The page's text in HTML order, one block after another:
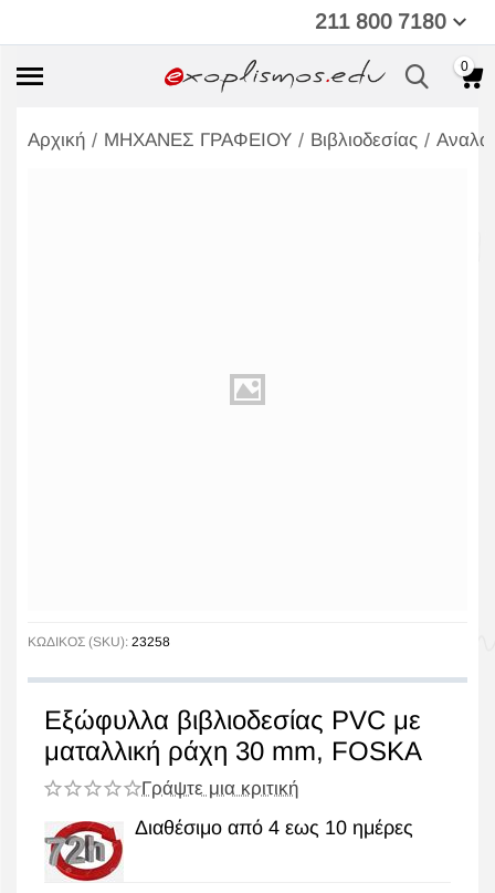
211 800 7180
0
Αρχική / ΜΗΧΑΝΕΣ ΓΡΑΦΕΙΟΥ / Βιβλιοδεσίας /
ΚΩΔΙΚΟΣ (SKU): 23258
Εξώφυλλα βιβλιοδεσίας PVC με
ματαλλική ράχη 30 mm, FOSKA
Γράψτε μια κριτική
Διαθέσιμο από 4 εως 10 ημέρες